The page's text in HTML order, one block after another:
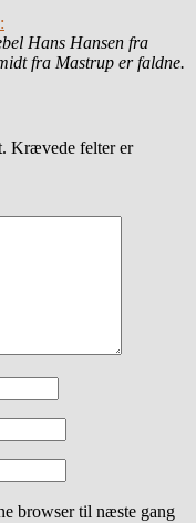
:
Hans Hansen fra
fra Mastrup er faldne.
Krævede felter er
browser til næste gang